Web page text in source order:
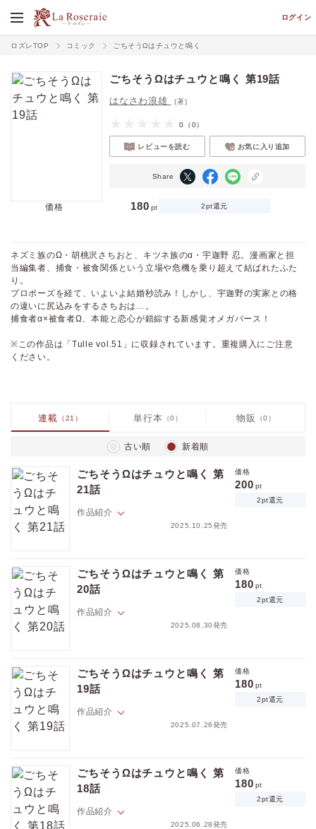
ログイン
ロズレTOP コミック ごちそうΩはチュウと鳴く
ごちそうΩはチュウと鳴く 第19話
はなさわ浪雄 (著)
0 （0）
レビューを読む お気に入り追加
Share
価格 180 pt 2pt還元
ネズミ族のΩ・胡桃沢さちおと、キツネ族のα・宇迦野 忍。漫画家と担
当編集者、捕食・被食関係という立場や危機を乗り超えて結ばれたふた
り。
プロポーズを経て、いよいよ結婚秒読み！しかし、宇迦野の実家との格
の違いに尻込みをするさちおは…。
捕食者α×被食者Ω、本能と恋心が錯綜する新感覚オメガバース！
※この作品は「Tulle vol.51」に収録されています。重複購入にご注意
ください。
連載 （21） 単行本 （0） 物販 （0）
古い順 新着順
ごちそうΩはチュウと鳴く 第
21話
作品紹介
2025.10.25発売
価格
200 pt
2pt還元
編集者、捕食・被食関係という立場や危機を乗り超えて結ばれたふた
り。
プロポーズを経て、いよいよ結婚秒読み！しかし、宇迦野の実家との格
の違いに尻込みをするさちおは…。
捕食者α×被食者Ω、本能と恋心が錯綜する新感覚オメガバース！
ごちそうΩはチュウと鳴く 第
20話
作品紹介
2025.08.30発売
価格
180 pt
2pt還元
編集者、捕食・被食関係という立場や危機を乗り超えて結ばれたふた
り。
プロポーズを経て、いよいよ結婚秒読み！しかし、宇迦野の実家との格
の違いに尻込みをするさちおは…。
捕食者α×被食者Ω、本能と恋心が錯綜する新感覚オメガバース！
ごちそうΩはチュウと鳴く 第
19話
作品紹介
2025.07.26発売
価格
180 pt
2pt還元
編集者、捕食・被食関係という立場や危機を乗り超えて結ばれたふた
り。
プロポーズを経て、いよいよ結婚秒読み！しかし、宇迦野の実家との格
の違いに尻込みをするさちおは…。
捕食者α×被食者Ω、本能と恋心が錯綜する新感覚オメガバース！
ごちそうΩはチュウと鳴く 第
18話
作品紹介
2025.06.28発売
価格
180 pt
2pt還元